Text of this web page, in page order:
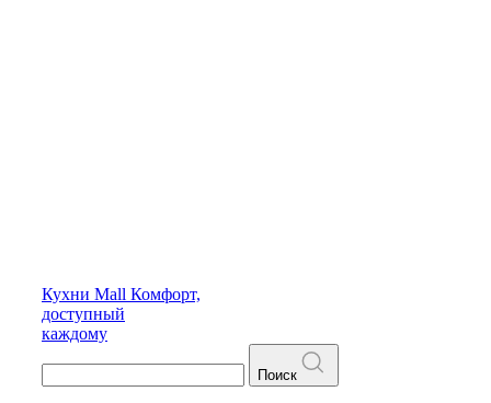
Кухни Mall Комфорт,
доступный
каждому
Поиск